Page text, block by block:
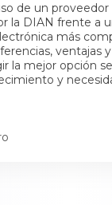
de un
la DIAN frente a
más
ventajas
la mejor opción
y